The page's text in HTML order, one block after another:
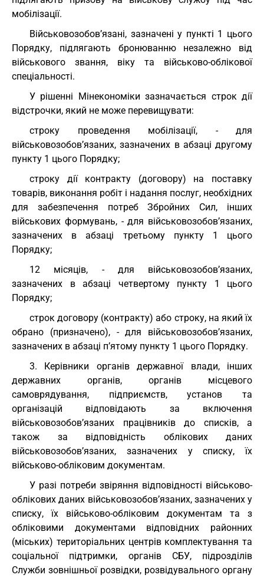
мобілізації.
Військовозобов’язані, зазначені у пункті 1 цього
Порядку, підлягають бронюванню незалежно від
військового звання, віку та військово-облікової
спеціальності.
У рішенні Мінекономіки зазначається строк дії
відстрочки, який не може перевищувати:
строку проведення мобілізації, - для
військовозобов’язаних, зазначених в абзаці другому
пункту 1 цього Порядку;
строку дії контракту (договору) на поставку
товарів, виконання робіт і надання послуг, необхідних
для забезпечення потреб Збройних Сил, інших
військових формувань, - для військовозобов’язаних,
зазначених в абзаці третьому пункту 1 цього
Порядку;
12 місяців, - для військовозобов’язаних,
зазначених в абзаці четвертому пункту 1 цього
Порядку;
строк договору (контракту) або строку, на який їх
обрано (призначено), - для військовозобов’язаних,
зазначених в абзаці п’ятому пункту 1 цього Порядку.
3. Керівники органів державної влади, інших
державних органів, органів місцевого
самоврядування, підприємств, установ та
організацій відповідають за включення
військовозобов’язаних працівників до списків, а
також за відповідність облікових даних
військовозобов’язаних, зазначених у списку, їх
військово-обліковим документам.
У разі потреби звіряння відповідності військово-
облікових даних військовозобов’язаних, зазначених у
списку, їх військово-обліковим документам та з
обліковими документами відповідних районних
(міських) територіальних центрів комплектування та
соціальної підтримки, органів СБУ, підрозділів
Служби зовнішньої розвідки, розвідувального органу